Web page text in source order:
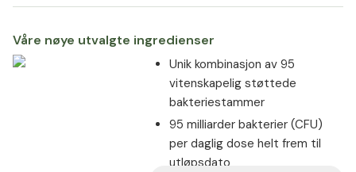
Våre nøye utvalgte ingredienser
Unik kombinasjon av 95
vitenskapelig støttede
bakteriestammer
95 milliarder bakterier (CFU)
per daglig dose helt frem til
utløpsdato